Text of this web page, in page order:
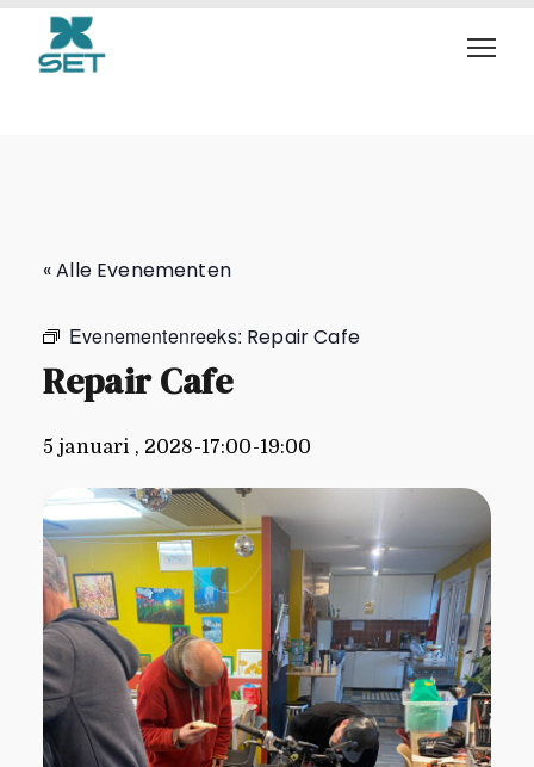
Repair Cafe
« Alle Evenementen
Evenementenreeks: Repair Cafe
Repair Cafe
5 januari , 2028-17:00-19:00